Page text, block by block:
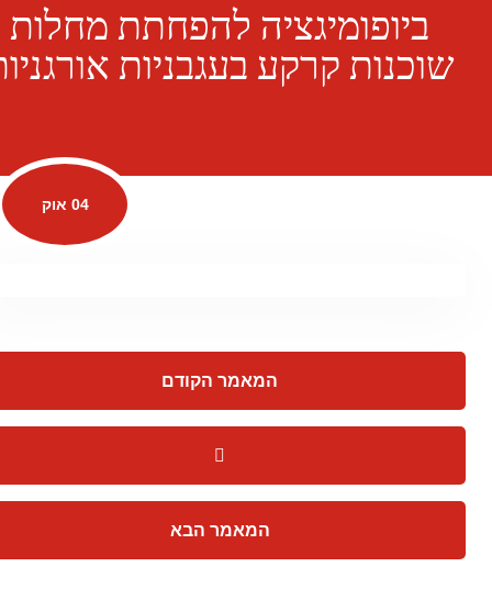
ביופומיגציה להפחתת מחלות
שוכנות קרקע בעגבניות
04 אוק
המאמר הקודם
המאמר הבא